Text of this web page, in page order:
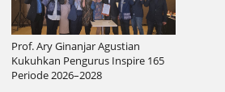
Prof. Ary Ginanjar Agustian
Kukuhkan Pengurus Inspire 165
Periode 2026–2028